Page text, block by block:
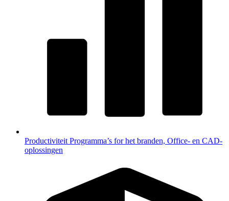
Productiviteit Programma’s for het branden, Office- en CAD-
oplossingen